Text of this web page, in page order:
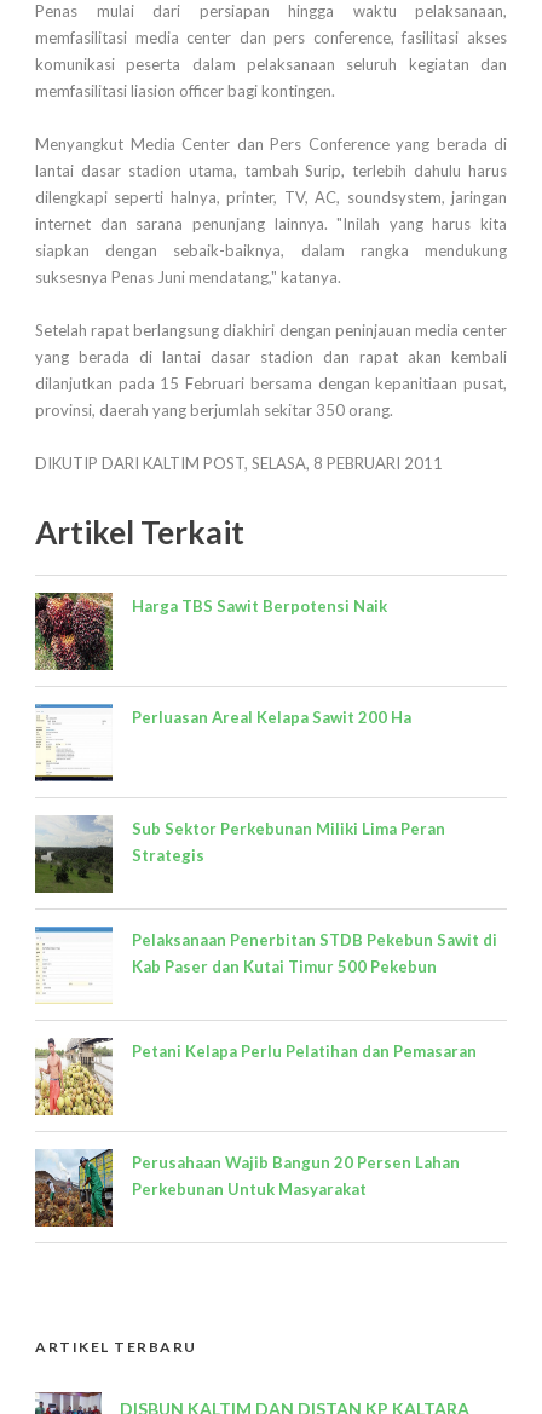
Penas mulai dari persiapan hingga waktu pelaksanaan,
memfasilitasi media center dan pers conference, fasilitasi akses
komunikasi peserta dalam pelaksanaan seluruh kegiatan dan
memfasilitasi liasion officer bagi kontingen.
Menyangkut Media Center dan Pers Conference yang berada di
lantai dasar stadion utama, tambah Surip, terlebih dahulu harus
dilengkapi seperti halnya, printer, TV, AC, soundsystem, jaringan
internet dan sarana penunjang lainnya. "Inilah yang harus kita
siapkan dengan sebaik-baiknya, dalam rangka mendukung
suksesnya Penas Juni mendatang," katanya.
Setelah rapat berlangsung diakhiri dengan peninjauan media center
yang berada di lantai dasar stadion dan rapat akan kembali
dilanjutkan pada 15 Februari bersama dengan kepanitiaan pusat,
provinsi, daerah yang berjumlah sekitar 350 orang.
DIKUTIP DARI KALTIM POST, SELASA, 8 PEBRUARI 2011
Artikel Terkait
Harga TBS Sawit Berpotensi Naik
Perluasan Areal Kelapa Sawit 200 Ha
Sub Sektor Perkebunan Miliki Lima Peran
Strategis
Pelaksanaan Penerbitan STDB Pekebun Sawit di
Kab Paser dan Kutai Timur 500 Pekebun
Petani Kelapa Perlu Pelatihan dan Pemasaran
Perusahaan Wajib Bangun 20 Persen Lahan
Perkebunan Untuk Masyarakat
ARTIKEL TERBARU
DISBUN KALTIM DAN DISTAN KP KALTARA